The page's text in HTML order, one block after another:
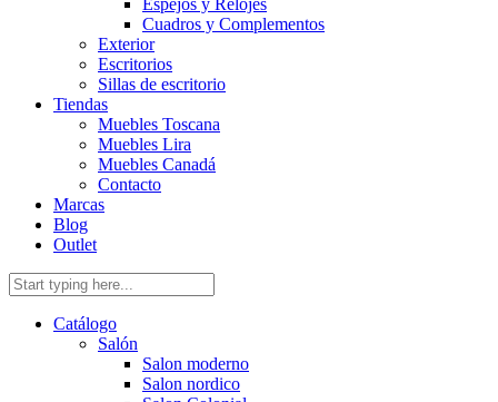
Cuadros y Complementos
Exterior
Escritorios
Sillas de escritorio
Tiendas
Muebles Toscana
Muebles Lira
Muebles Canadá
Contacto
Marcas
Blog
Outlet
Catálogo
Salón
Salon moderno
Salon nordico